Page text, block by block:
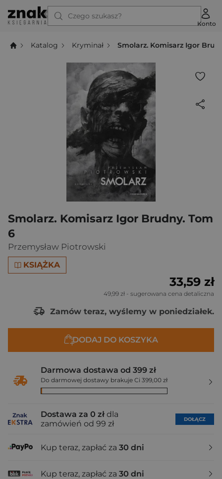
Czego szukasz?
Konto
Katalog Kryminał Smolarz. Komisarz Igor
Smolarz. Komisarz Igor Brudny. Tom
6
Przemysław Piotrowski
KSIĄŻKA
33,59 zł
49,99 zł - sugerowana cena detaliczna
Zamów teraz, wyślemy w poniedziałek.
DODAJ DO KOSZYKA
Darmowa dostawa od 399 zł
Do darmowej dostawy brakuje Ci 399,00 zł
Dostawa za 0 zł dla
zamówień od 99 zł
DOŁĄCZ
Kup teraz, zapłać za 30 dni
Kup teraz, zapłać za 30 dni